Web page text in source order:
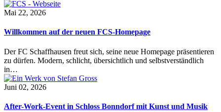
Mai 22, 2026
Willkommen auf der neuen FCS-Homepage
Der FC Schaffhausen freut sich, seine neue Homepage präsentieren
zu dürfen. Modern, schlicht, übersichtlich und selbstverständlich
in…
Juni 02, 2026
After-Work-Event in Schloss Bonndorf mit Kunst und Musik